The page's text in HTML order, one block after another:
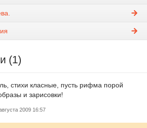
(1)
стихи класные, пусть рифма порой
и зарисовки!
2009 16:57